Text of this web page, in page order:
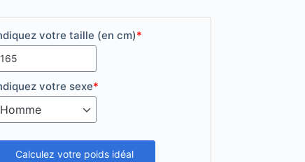
votre taille (en cm)*
votre sexe*
Calculez votre poids idéal